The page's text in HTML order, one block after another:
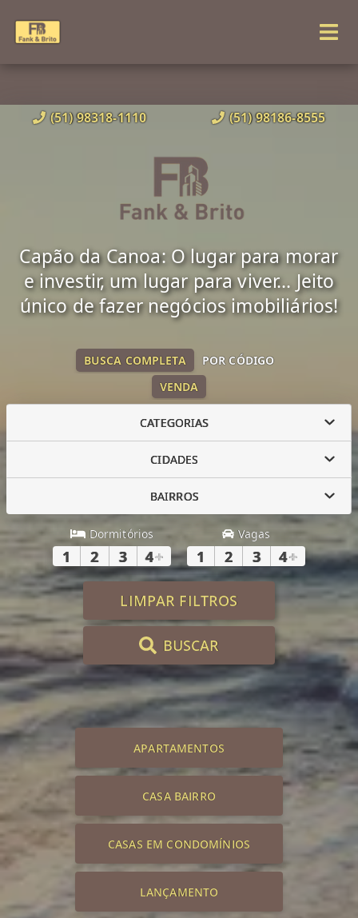
(51) 98318-1110 (51) 98186-8555
Capão da Canoa: O lugar para morar
e investir, um lugar para viver... Jeito
único de fazer negócios imobiliários!
VENDA
BUSCA COMPLETA POR CÓDIGO
CATEGORIAS
CIDADES
BAIRROS
Dormitórios
1 2 3 4+
Vagas
1 2 3 4+
LIMPAR FILTROS
BUSCAR
APARTAMENTOS
CASA BAIRRO
CASAS EM CONDOMÍNIOS
LANÇAMENTO